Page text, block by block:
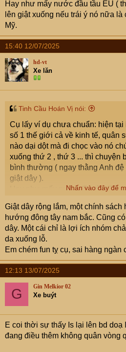
Các cuộc tập kích của Houthi
lực lượng Hamas đang đàm
Qatar về thỏa thuận ngừng bắn,
thái nhằm gia tăng sức ép với Tel
Trong thông báo tập kích
mạnh "tất cả tàu thuyền và thủy
bao vây Dải Gaza và chấm dứt
Vị trí Biển Đỏ, Vịnh Oman. Đồ
Phạm Giang (TheoBusiness
Telegraph)
Hay như mấy nước đầu tầu EU (
lên giật xuống nếu trái ý nó nữa
Mỹ.
15:40 12/07/2025
hd-vt
Xe lăn
Tinh Cầu Hoán Vị nói:
Cụ lấy ví dụ chưa chuẩn: hiện tại
số 1 thế giới cả về kinh tế, quân
nào dại dột mà đi chọc vào nó
xuống thứ 2 , thứ 3 ... thì chuyện
bình thường ( ngay thằng Anh
giật dây ).
Hay như mấy nước đầu tầu EU (
dây Mỹ.
Nhấn vào đây để
Giật dây rộng lắm, một chính
hướng đông tây nam bắc. Cũng
dây. Một cái chỉ là lợi ích nhóm
da xuống lỗ.
Em chém fun tỵ cụ, sai hàng ngàn
12:13 13/07/2025
G Gin Melkior 02
Xe buýt
E coi thời sự thấy Is lại lên bd doạ
đang điều thêm không quân vòng